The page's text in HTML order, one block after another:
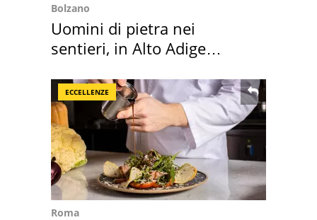
Bolzano
Uomini di pietra nei
sentieri, in Alto Adige
ECCELLENZE
Roma